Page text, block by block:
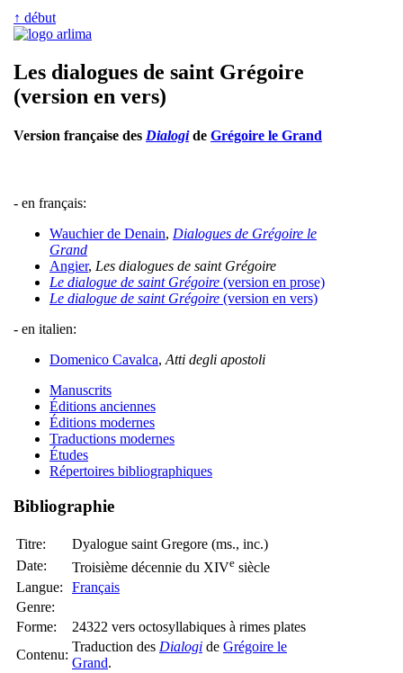
↑ début
Les dialogues de saint Grégoire
(version en vers)
Version française des Dialogide Grégoire le Grand
- en français:
Wauchier de Denain, Dialogues de Grégoire le
Grand
Angier, Les dialogues de saint Grégoire
Le dialogue de saint Grégoire (version en prose)
Le dialogue de saint Grégoire (version en vers)
- en italien:
Domenico Cavalca,Atti degli apostoli
Manuscrits
Éditions anciennes
Éditions modernes
Traductions modernes
Études
Répertoires bibliographiques
Bibliographie
Titre:
Dyalogue saint Gregore (ms., inc.)
Date:
Troisième décennie du XIVe siècle
Langue:
Français
Genre:
Forme:
24322 vers octosyllabiques à rimes plates
Contenu:
Traduction des Dialogi de Grégoire le
Grand.